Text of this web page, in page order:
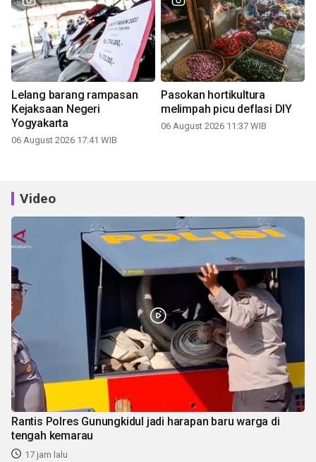
Lelang barang rampasan
Kejaksaan Negeri
Yogyakarta
06 August 2026 17:41 WIB
Pasokan hortikultura
melimpah picu deflasi DIY
06 August 2026 11:37 WIB
Video
Rantis Polres Gunungkidul jadi harapan baru warga di
tengah kemarau
17 jam lalu